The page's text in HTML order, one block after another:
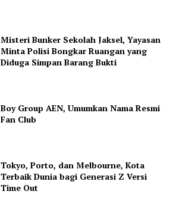
Misteri Bunker Sekolah Jaksel, Yayasan
Minta Polisi Bongkar Ruangan yang
Diduga Simpan Barang Bukti
Boy Group AEN, Umumkan Nama Resmi
Fan Club
Tokyo, Porto, dan Melbourne, Kota
Terbaik Dunia bagi Generasi Z Versi
Time Out